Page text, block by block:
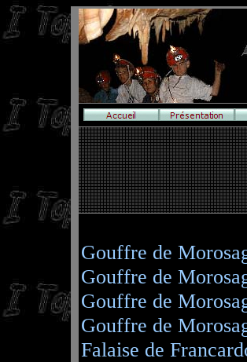
Gouffre de
Gouffre de
Gouffre de
Gouffre de
Falaise de